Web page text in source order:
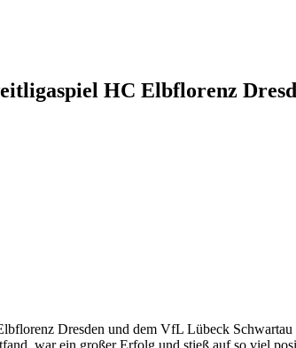
HC Elbflorenz
Dresden und dem VfL Lübeck